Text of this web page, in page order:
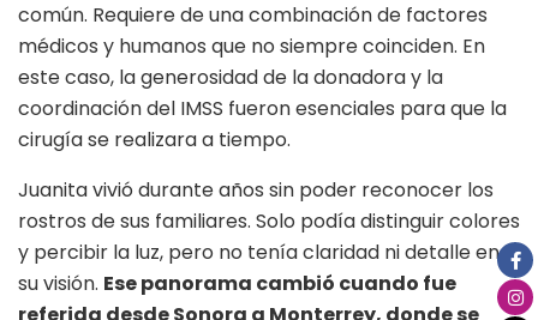
común. Requiere de una combinación de factores
médicos y humanos que no siempre coinciden. En
este caso, la generosidad de la donadora y la
coordinación del IMSS fueron esenciales para que la
cirugía se realizara a tiempo.
Juanita vivió durante años sin poder reconocer los
rostros de sus familiares. Solo podía distinguir colores
y percibir la luz, pero no tenía claridad ni detalle en
su visión. Ese panorama cambió cuando fue